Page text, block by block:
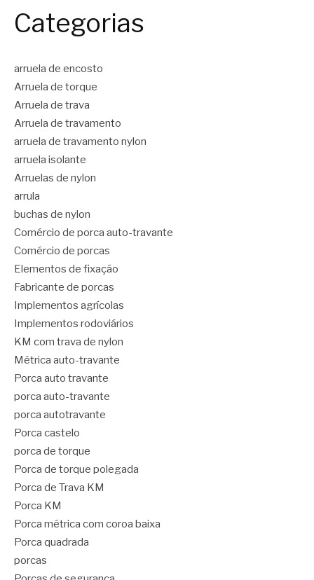
Categorias
arruela de encosto
Arruela de torque
Arruela de trava
Arruela de travamento
arruela de travamento nylon
arruela isolante
Arruelas de nylon
arrula
buchas de nylon
Comércio de porca auto-travante
Comércio de porcas
Elementos de fixação
Fabricante de porcas
Implementos agrícolas
Implementos rodoviários
KM com trava de nylon
Métrica auto-travante
Porca auto travante
porca auto-travante
porca autotravante
Porca castelo
porca de torque
Porca de torque polegada
Porca de Trava KM
Porca KM
Porca métrica com coroa baixa
Porca quadrada
porcas